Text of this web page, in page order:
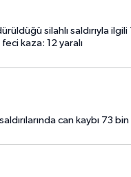
saldırıyla ilgili 7 sanık hakim
kaza: 12 yaralı
can kaybı 73 bin